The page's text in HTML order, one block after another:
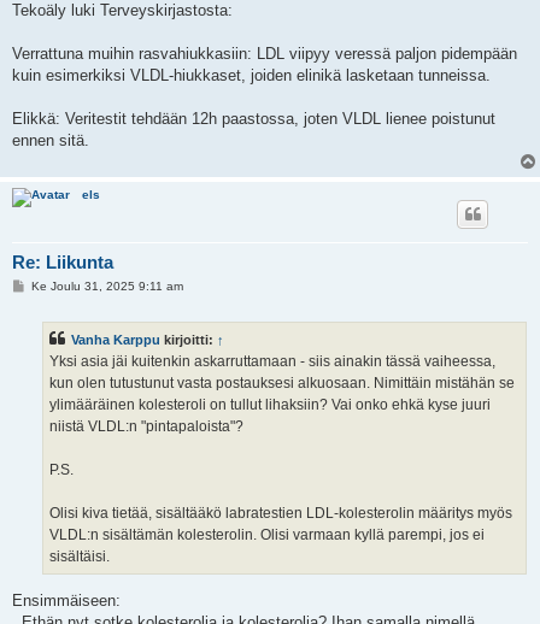
Tekoäly luki Terveyskirjastosta:
Verrattuna muihin rasvahiukkasiin: LDL viipyy veressä paljon pidempään
kuin esimerkiksi VLDL-hiukkaset, joiden elinikä lasketaan tunneissa.
Elikkä: Veritestit tehdään 12h paastossa, joten VLDL lienee poistunut
ennen sitä.
els
Re: Liikunta
VKe Joulu 31, 2025 9:11 am
Vanha Karppu kirjoitti: ↑
Yksi asia jäi kuitenkin askarruttamaan - siis ainakin tässä vaiheessa,
kun olen tutustunut vasta postauksesi alkuosaan. Nimittäin mistähän se
ylimääräinen kolesteroli on tullut lihaksiin? Vai onko ehkä kyse juuri
niistä VLDL:n "pintapaloista"?
P.S.
Olisi kiva tietää, sisältääkö labratestien LDL-kolesterolin määritys myös
VLDL:n sisältämän kolesterolin. Olisi varmaan kyllä parempi, jos ei
sisältäisi.
Ensimmäiseen: